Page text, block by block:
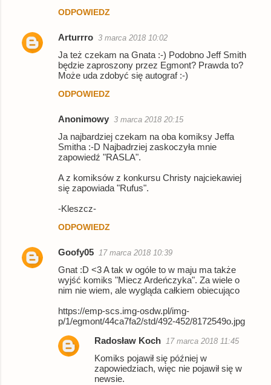
n
ODPOWIEDZ
Arturrro 3 marca 2018 10:02
Ja też czekam na Gnata :-) Podobno Jeff Smith
będzie zaproszony przez Egmont? Prawda to?
Może uda zdobyć się autograf :-)
ODPOWIEDZ
Anonimowy 3 marca 2018 20:15
Ja najbardziej czekam na oba komiksy Jeffa
Smitha :-D Najbadrziej zaskoczyła mnie
zapowiedź "RASLA".
A z komiksów z konkursu Christy najciekawiej
się zapowiada "Rufus".
-Kleszcz-
ODPOWIEDZ
Goofy05 17 marca 2018 10:39
Gnat :D <3 A tak w ogóle to w maju ma także
wyjść komiks "Miecz Ardeńczyka". Za wiele o
nim nie wiem, ale wygląda całkiem obiecująco
https://emp-scs.img-osdw.pl/img-
p/1/egmont/44ca7fa2/std/492-452/8172549o.jpg
Radosław Koch 17 marca 2018 11:45
Komiks pojawił się później w
zapowiedziach, więc nie pojawił się w
newsie.